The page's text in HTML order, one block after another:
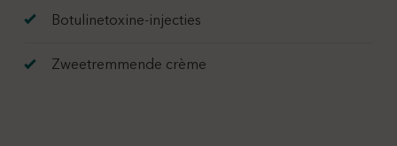
Botulinetoxine-injecties
Zweetremmende crème